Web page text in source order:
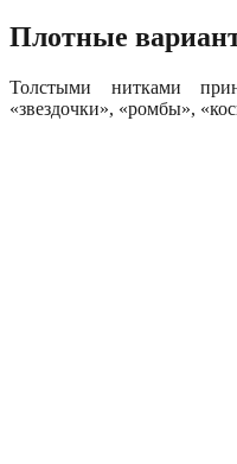
Плотные
Толстыми нитками
«звездочки», «ромбы»,